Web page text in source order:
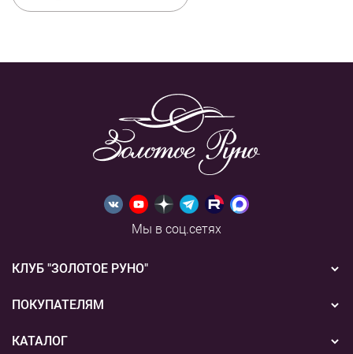
Мы в соц.сетях
КЛУБ "ЗОЛОТОЕ РУНО"
Новости
Акции
ПОКУПАТЕЛЯМ
Бонусная система
КАТАЛОГ